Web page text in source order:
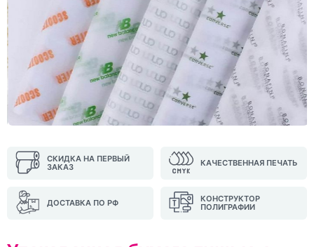
СКИДКА НА ПЕРВЫЙ
ЗАКАЗ
КАЧЕСТВЕННАЯ ПЕЧАТЬ
ДОСТАВКА ПО РФ
КОНСТРУКТОР
ПОЛИГРАФИИ